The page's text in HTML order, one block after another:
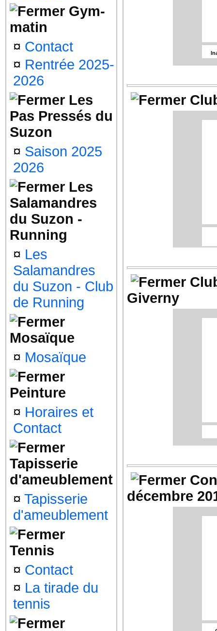
Gym-
matin
¤ Contact
¤ Rentrée 2025-
2026
Les
Pas Pressés du
Suzon
¤ Saison 2025
2026
Les
Salamandres
du Suzon -
Running
¤ Les
Salamandres
du Suzon - Club
de Running
Mosaïque
¤ Mosaïque
Peinture
¤ Horaires et
Contact
Tapisserie
d'ameublement
¤ Tapisserie
d'ameublement
Tennis
¤ Contact
¤ La tirade du
tennis
Le
Giverny
décembre